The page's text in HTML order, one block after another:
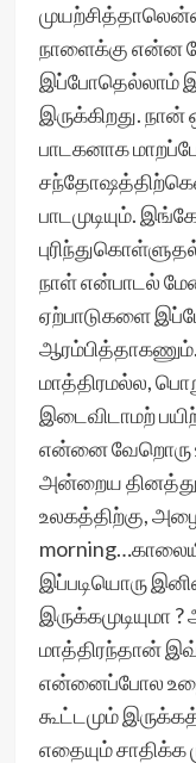
நாளைக்கு என்ன
இப்போதெல்லாம்
இருக்கிறது. நான்
பாடகனாக
பாடமுடியும்.
நாள் என்பாடல்
ஏற்பாடுகளை
ஆரம்பித்தாகணும்.
மாத்திரமல்ல,
இடைவிடாமற்
என்னை வேறொரு
அன்றைய
உலகத்திற்கு,
இப்படியொரு
இருக்கமுடியுமா
மாத்திரந்தான்
என்னைப்போல
கூட்டமும்
எதையும்